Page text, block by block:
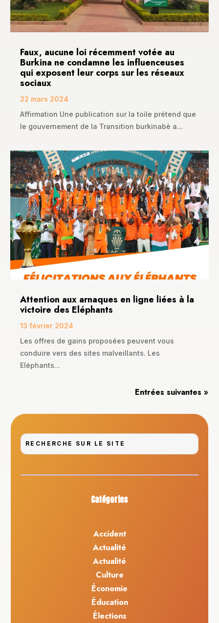
Faux, aucune loi récemment votée au
Burkina ne condamne les influenceuses
qui exposent leur corps sur les réseaux
sociaux
22 mars 2024
Affirmation Une publication sur la toile prétend que
le gouvernement de la Transition burkinabè a...
Attention aux arnaques en ligne liées à la
victoire des Eléphants
13 février 2024
Les offres de gains proposées peuvent vous
conduire vers des sites malveillants. Les
Eléphants...
Entrées suivantes »
Catégories
Accident
Actualité
Actualité
Culture
Économie
Éducation
Élections